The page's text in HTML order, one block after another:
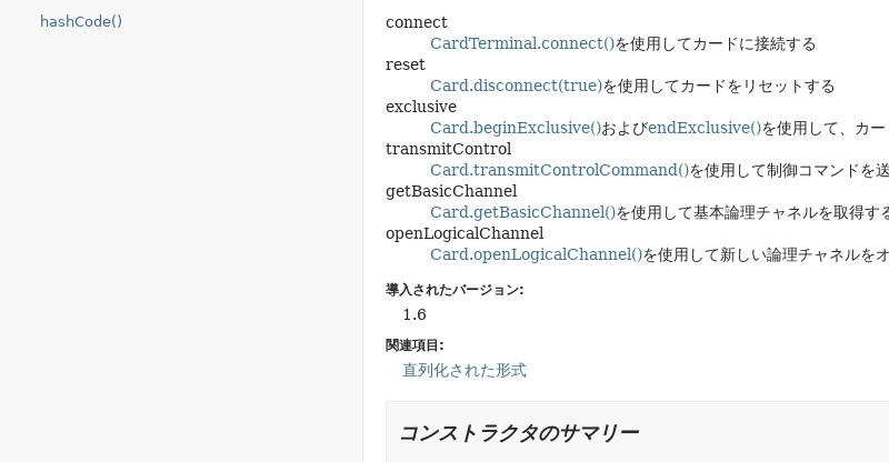
hashCode()
connect
CardTerminal.connect()を使用してカードに接続する
reset
Card.disconnect(true)を使用してカードをリセットする
exclusive
Card.beginExclusive()およびendExclusive()を使用して、カ
transmitControl
Card.transmitControlCommand()を使用して制御コマンドを
getBasicChannel
Card.getBasicChannel()を使用して基本論理チャネルを取得す
openLogicalChannel
Card.openLogicalChannel()を使用して新しい論理チャネルを
導入されたバージョン:
1.6
関連項目:
直列化された形式
コンストラクタのサマリー